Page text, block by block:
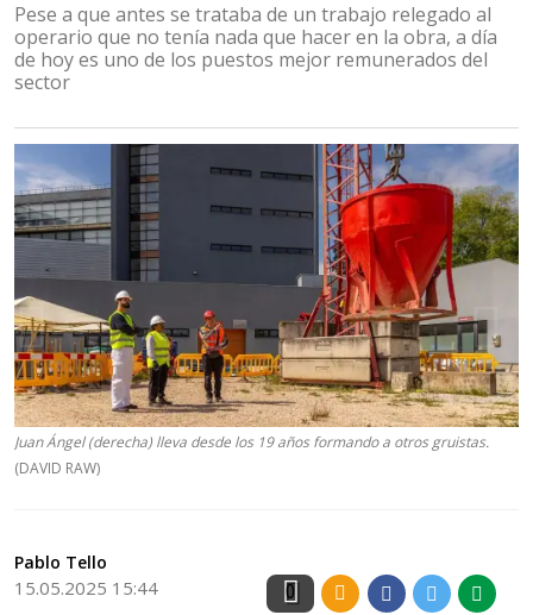
Pese a que antes se trataba de un trabajo relegado al
operario que no tenía nada que hacer en la obra, a día
de hoy es uno de los puestos mejor remunerados del
sector
Juan Ángel (derecha) lleva desde los 19 años formando a otros gruistas.
(DAVID RAW)
Pablo Tello
15.05.2025 15:44 0